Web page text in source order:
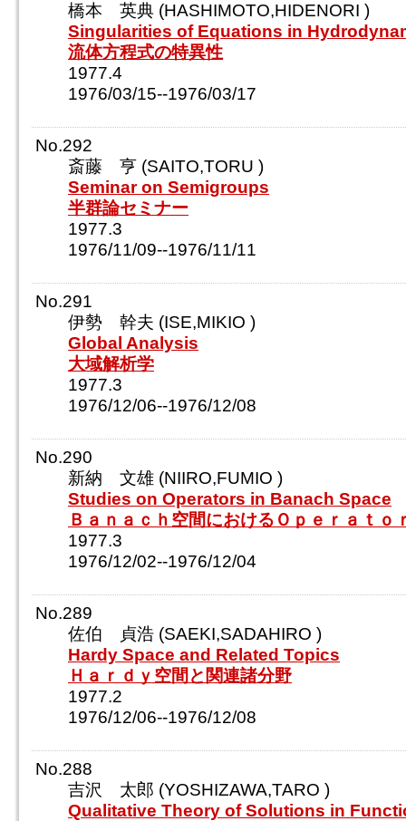
橋本 英典 (HASHIMOTO,HIDENORI )
Singularities of Equations in
流体方程式の特異性
1977.4
1976/03/15--1976/03/17
No.292
斎藤 亨 (SAITO,TORU )
Seminar on Semigroups
半群論セミナー
1977.3
1976/11/09--1976/11/11
No.291
伊勢 幹夫 (ISE,MIKIO )
Global Analysis
大域解析学
1977.3
1976/12/06--1976/12/08
No.290
新納 文雄 (NIIRO,FUMIO )
Studies on Operators in Banach Space
Ｂａｎａｃｈ空間におけるＯｐｅｒａｔｏ
1977.3
1976/12/02--1976/12/04
No.289
佐伯 貞浩 (SAEKI,SADAHIRO )
Hardy Space and Related Topics
Ｈａｒｄｙ空間と関連諸分野
1977.2
1976/12/06--1976/12/08
No.288
吉沢 太郎 (YOSHIZAWA,TARO )
Qualitative Theory of Solutions in